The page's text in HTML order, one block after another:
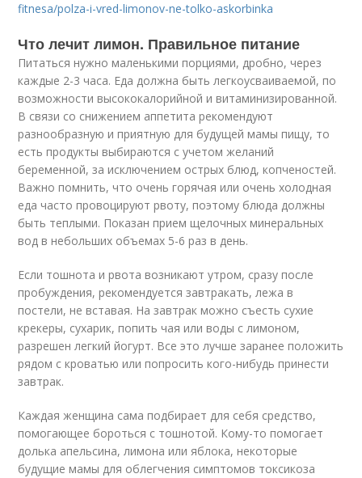
fitnesa/polza-i-vred-limonov-ne-tolko-askorbinka
Что лечит лимон. Правильное питание
Питаться нужно маленькими порциями, дробно, через
каждые 2-3 часа. Еда должна быть легкоусваиваемой, по
возможности высококалорийной и витаминизированной.
В связи со снижением аппетита рекомендуют
разнообразную и приятную для будущей мамы пищу, то
есть продукты выбираются с учетом желаний
беременной, за исключением острых блюд, копченостей.
Важно помнить, что очень горячая или очень холодная
еда часто провоцируют рвоту, поэтому блюда должны
быть теплыми. Показан прием щелочных минеральных
вод в небольших объемах 5-6 раз в день.
Если тошнота и рвота возникают утром, сразу после
пробуждения, рекомендуется завтракать, лежа в
постели, не вставая. На завтрак можно съесть сухие
крекеры, сухарик, попить чая или воды с лимоном,
разрешен легкий йогурт. Все это лучше заранее положить
рядом с кроватью или попросить кого-нибудь принести
завтрак.
Каждая женщина сама подбирает для себя средство,
помогающее бороться с тошнотой. Кому-то помогает
долька апельсина, лимона или яблока, некоторые
будущие мамы для облегчения симптомов токсикоза